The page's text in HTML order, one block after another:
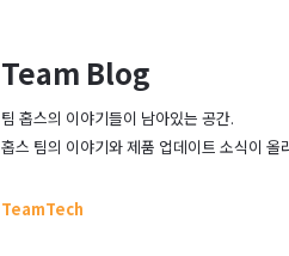
Team Blog
팀 홉스의 이야기들이 남아있는 공간.
홉스 팀의 이야기와 제품 업데이트 소식이 올
TeamTech